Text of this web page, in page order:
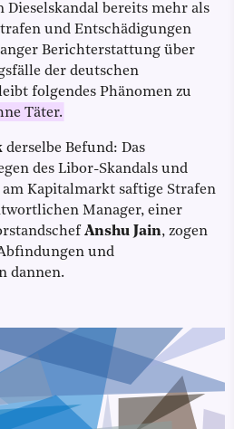
bereits mehr als
und Entschädigungen
Berichterstattung über
der deutschen
folgendes Phänomen zu
Täter.
derselbe Befund: Das
des Libor-Skandals und
Kapitalmarkt saftige Strafen
Manager, einer
Anshu Jain, zogen
und
dannen.